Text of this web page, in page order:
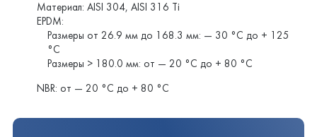
Материал: AISI 304, AISI 316 Ti
EPDM:
Размеры от 26.9 мм до 168.3 мм: — 30 °C до + 125
°C
Размеры > 180.0 мм: от — 20 °C до + 80 °C
NBR: от — 20 °C до + 80 °C